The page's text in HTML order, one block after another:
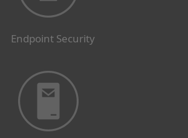
Endpoint Security